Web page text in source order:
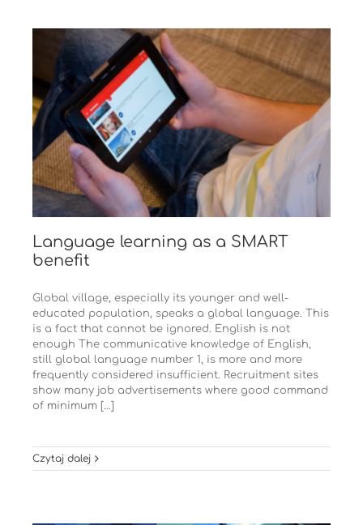
Language learning as a SMART
benefit
Global village, especially its younger and well-
educated population, speaks a global language. This
is a fact that cannot be ignored. English is not
enough The communicative knowledge of English,
still global language number 1, is more and more
frequently considered insufficient. Recruitment sites
show many job advertisements where good command
of minimum [...]
Czytaj dalej